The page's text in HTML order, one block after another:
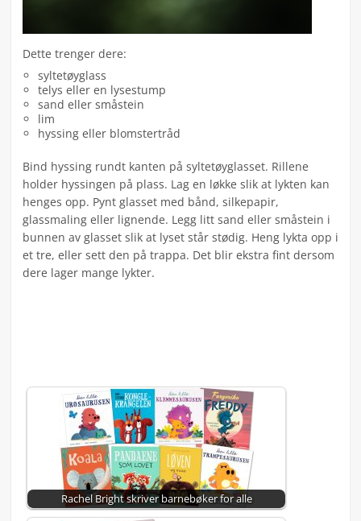
Dette trenger dere:
syltetøyglass
telys eller en lysestump
sand eller småstein
lim
hyssing eller blomstertråd
Bind hyssing rundt kanten på syltetøyglasset. Rillene
holder hyssingen på plass. Lag en løkke slik at lykten kan
henges opp. Pynt glasset med bånd, silkepapir,
glassmaling eller lignende. Legg litt sand eller småstein i
bunnen av glasset slik at lyset står stødig. Heng lykta opp i
et tre, eller sett den på trappa. Det blir ekstra fint dersom
dere lager mange lykter.
Rachel Bright skriver barnebøker for alle